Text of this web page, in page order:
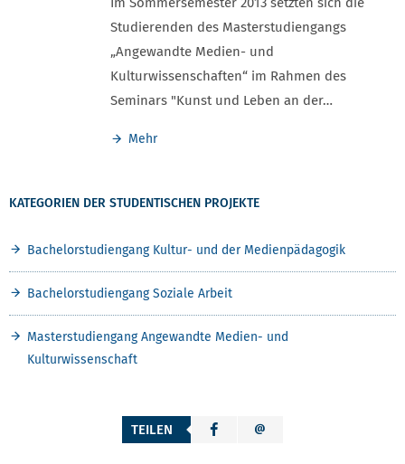
Studierenden des Masterstudiengangs
„Angewandte Medien- und
Kulturwissenschaften“ im Rahmen des
Seminars "Kunst und Leben an der…
Mehr
KATEGORIEN DER STUDENTISCHEN PROJEKTE
Bachelorstudiengang Kultur- und der Medienpädagogik
Bachelorstudiengang Soziale Arbeit
Masterstudiengang Angewandte Medien- und
Kulturwissenschaft
TEILEN